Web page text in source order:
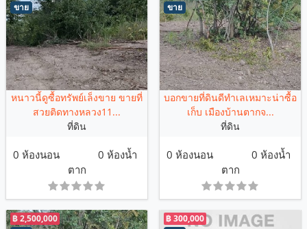
ขาย
หนาวนี้ดูซื้อทรัพย์เล็งขาย ขายที่
สวยติดทางหลวง11...
ที่ดิน
0 ห้องนอน
0 ห้องน้ำ
ตาก
ขาย
บอกขายที่ดินดีทำเลเหมาะน่าซื้อ
เก็บ เมืองบ้านตากจ...
ที่ดิน
0 ห้องนอน
0 ห้องน้ำ
ตาก
฿ 2,500,000 ฿ 300,000